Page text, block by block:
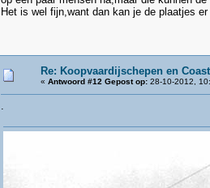
Het is wel fijn,want dan kan je de plaatjes
Re: Koopvaardijschepen en
« Antwoord #12 Gepost op: 28-10-2012,
.